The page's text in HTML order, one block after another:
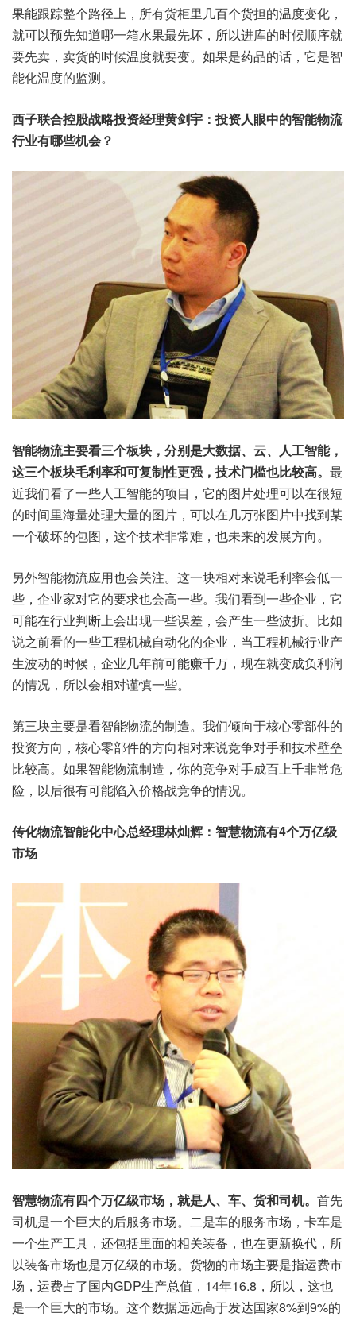
果能跟踪整个路径上，所有货柜里几百个货担的温度变化，
就可以预先知道哪一箱水果最先坏，所以进库的时候顺序就
要先卖，卖货的时候温度就要变。如果是药品的话，它是智
能化温度的监测。
西子联合控股战略投资经理黄剑宇：投资人眼中的智能物流
行业有哪些机会？
智能物流主要看三个板块，分别是大数据、云、人工智能，
这三个板块毛利率和可复制性更强，技术门槛也比较高。 最
近我们看了一些人工智能的项目，它的图片处理可以在很短
的时间里海量处理大量的图片，可以在几万张图片中找到某
一个破坏的包图，这个技术非常难，也未来的发展方向。
另外智能物流应用也会关注。这一块相对来说毛利率会低一
些，企业家对它的要求也会高一些。我们看到一些企业，它
可能在行业判断上会出现一些误差，会产生一些波折。比如
说之前看的一些工程机械自动化的企业，当工程机械行业产
生波动的时候，企业几年前可能赚千万，现在就变成负利润
的情况，所以会相对谨慎一些。
第三块主要是看智能物流的制造。我们倾向于核心零部件的
投资方向，核心零部件的方向相对来说竞争对手和技术壁垒
比较高。如果智能物流制造，你的竞争对手成百上千非常危
险，以后很有可能陷入价格战竞争的情况。
传化物流智能化中心总经理林灿辉：智慧物流有4个万亿级
市场
智慧物流有四个万亿级市场，就是人、车、货和司机。 首先
司机是一个巨大的后服务市场。二是车的服务市场，卡车是
一个生产工具，还包括里面的相关装备，也在更新换代，所
以装备市场也是万亿级的市场。货物的市场主要是指运费市
场，运费占了国内GDP生产总值，14年16.8，所以，这也
是一个巨大的市场。这个数据远远高于发达国家8%到9%的